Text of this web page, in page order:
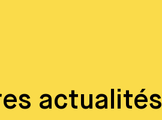
actualités